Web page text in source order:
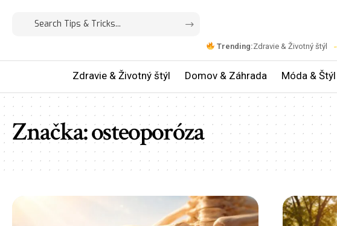
Trending:Zdravie & Životný štýl
Zdravie & Životný štýl Domov & Záhrada Móda & Štýl
Značka:osteoporóza